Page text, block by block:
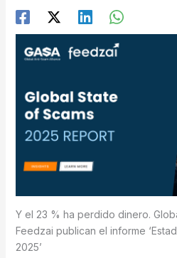
Y el 23 % ha perdido dinero.
Feedzai publican el informe
2025’